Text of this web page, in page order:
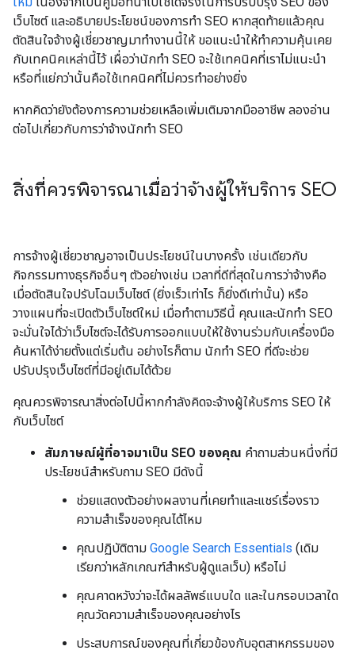
เว็บไซต์ และอธิบายประโยชน์ของการทำ SEO หากสุดท้ายแล้วคุณ
ตัดสินใจจ้างผู้เชี่ยวชาญมาทำงานนี้ให้ ขอแนะนำให้ทำความคุ้นเคย
กับเทคนิคเหล่านี้ไว้ เผื่อว่านักทำ SEO จะใช้เทคนิคที่เราไม่แนะนำ
หรือที่แย่กว่านั้นคือใช้เทคนิคที่ไม่ควรทำอย่างยิ่ง
หากคิดว่ายังต้องการความช่วยเหลือเพิ่มเติมจากมืออาชีพ ลองอ่าน
ต่อไปเกี่ยวกับการว่าจ้างนักทำ SEO
สิ่งที่ควรพิจารณาเมื่อว่าจ้างผู้ให้บริการ SEO
การจ้างผู้เชี่ยวชาญอาจเป็นประโยชน์ในบางครั้ง เช่นเดียวกับ
กิจกรรมทางธุรกิจอื่นๆ ตัวอย่างเช่น เวลาที่ดีที่สุดในการว่าจ้างคือ
เมื่อตัดสินใจปรับโฉมเว็บไซต์ (ยิ่งเร็วเท่าไร ก็ยิ่งดีเท่านั้น) หรือ
วางแผนที่จะเปิดตัวเว็บไซต์ใหม่ เมื่อทำตามวิธีนี้ คุณและนักทำ SEO
จะมั่นใจได้ว่าเว็บไซต์จะได้รับการออกแบบให้ใช้งานร่วมกับเครื่องมือ
ค้นหาได้ง่ายตั้งแต่เริ่มต้น อย่างไรก็ตาม นักทำ SEO ที่ดีจะช่วย
ปรับปรุงเว็บไซต์ที่มีอยู่เดิมได้ด้วย
คุณควรพิจารณาสิ่งต่อไปนี้หากกำลังคิดจะจ้างผู้ให้บริการ SEO ให้
กับเว็บไซต์
สัมภาษณ์ผู้ที่อาจมาเป็น SEO ของคุณ คำถามส่วนหนึ่งที่มี
ประโยชน์สำหรับถาม SEO มีดังนี้
ช่วยแสดงตัวอย่างผลงานที่เคยทำและแชร์เรื่องราว
ความสำเร็จของคุณได้ไหม
คุณปฏิบัติตาม Google Search Essentials (เดิม
เรียกว่าหลักเกณฑ์สำหรับผู้ดูแลเว็บ) หรือไม่
คุณคาดหวังว่าจะได้ผลลัพธ์แบบใด และในกรอบเวลาใด
คุณวัดความสำเร็จของคุณอย่างไร
ประสบการณ์ของคุณที่เกี่ยวข้องกับอุตสาหกรรมของ